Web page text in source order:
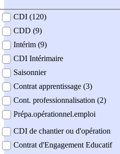
contrat
CDI (120)
CDD (9)
Intérim (9)
CDI Intérimaire
Saisonnier
Contrat apprentissage (3)
Cont. professionnalisation (2)
Prépa.opérationnel.emploi
CDI de chantier ou d'opération
Contrat d'Engagement Educatif